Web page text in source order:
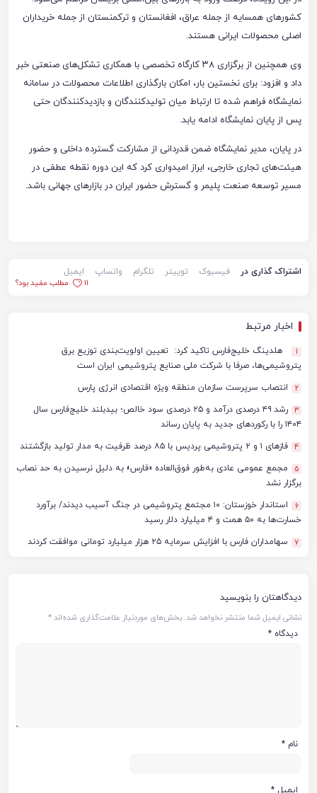
کشورهای همسایه از جمله عراق، افغانستان و ترکمنستان از جمله خریداران
اصلی محصولات ایرانی هستند.
وی همچنین از برگزاری ۳۸ کارگاه تخصصی با همکاری تشکل‌های صنعتی خبر
داد و افزود: برای نخستین بار، امکان بارگذاری اطلاعات محصولات در سامانه
نمایشگاه فراهم شده تا ارتباط میان تولیدکنندگان و بازدیدکنندگان حتی
پس از پایان نمایشگاه ادامه یابد.
در پایان، مدیر نمایشگاه ضمن قدردانی از مشارکت گسترده داخلی و حضور
هیئت‌های تجاری خارجی، ابراز امیدواری کرد که این دوره نقطه عطفی در
مسیر توسعه صنعت پلیمر و گسترش حضور ایران در بازارهای جهانی باشد.
اشتراک گذاری در فیسبوک توییتر تلگرام واتساپ
ایمیل
11
مطلب مفید بود؟
اخبار مرتبط
1
هلدینگ خلیج‌فارس تاکید کرد: تعیین اولویت‌بندی توزیع برق
پتروشیمی‌ها، صرفا با شرکت ملی صنایع پتروشیمی ایران است
2 انتصاب سرپرست سازمان منطقه ویژه اقتصادی انرژی پارس
3
رشد ۴۹ درصدی درآمد و ۲۵ درصدی سود خالص؛ بیدبلند خلیج‌فارس سال
۱۴۰۴ را با رکوردهای جدید به پایان رساند
4 فازهای ۱ و ۲ پتروشیمی پردیس با ۸۵ درصد ظرفیت به مدار تولید بازگشتند
5
مجمع عمومی عادی به‌طور فوق‌العاده «فارس» به دلیل نرسیدن به حد نصاب
برگزار نشد
6
استاندار خوزستان: ۱۰ مجتمع پتروشیمی در جنگ آسیب دیدند/ برآورد
خسارت‌ها به ۵۰ همت و ۴ میلیارد دلار رسید
7 سهامداران فارس با افزایش سرمایه ۲۵ هزار میلیارد تومانی موافقت کردند
دیدگاهتان را بنویسید
نشانی ایمیل شما منتشر نخواهد شد. بخش‌های موردنیاز علامت‌گذاری شده‌اند*
دیدگاه *
نام *
ایمیل *